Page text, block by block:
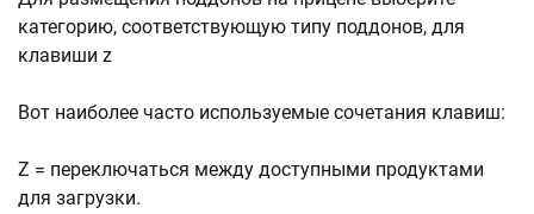
категорию, соответствующую типу поддонов, для
клавиши z
Вот наиболее часто используемые сочетания клавиш:
Z = переключаться между доступными продуктами
для загрузки.